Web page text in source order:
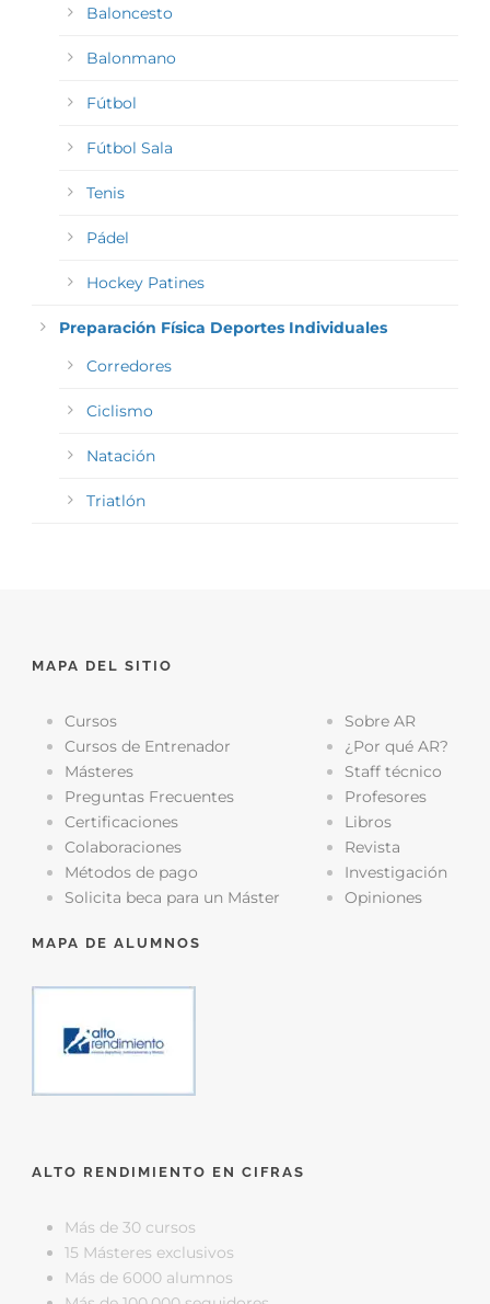
Baloncesto
Balonmano
Fútbol
Fútbol Sala
Tenis
Pádel
Hockey Patines
Preparación Física Deportes Individuales
Corredores
Ciclismo
Natación
Triatlón
MAPA DEL SITIO
Cursos
Cursos de Entrenador
Másteres
Preguntas Frecuentes
Certificaciones
Colaboraciones
Métodos de pago
Solicita beca para un Máster
Sobre AR
¿Por qué AR?
Staff técnico
Profesores
Libros
Revista
Investigación
Opiniones
MAPA DE ALUMNOS
ALTO RENDIMIENTO EN CIFRAS
Más de 30 cursos
15 Másteres exclusivos
Más de 6000 alumnos